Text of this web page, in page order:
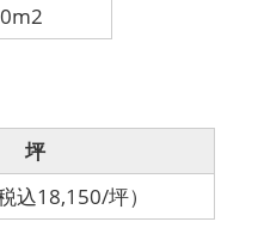
坪
込18,150/坪）